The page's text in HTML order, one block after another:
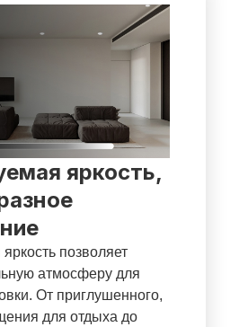
яркость,
позволяет
атмосферу для
От приглушенного,
для отдыха до